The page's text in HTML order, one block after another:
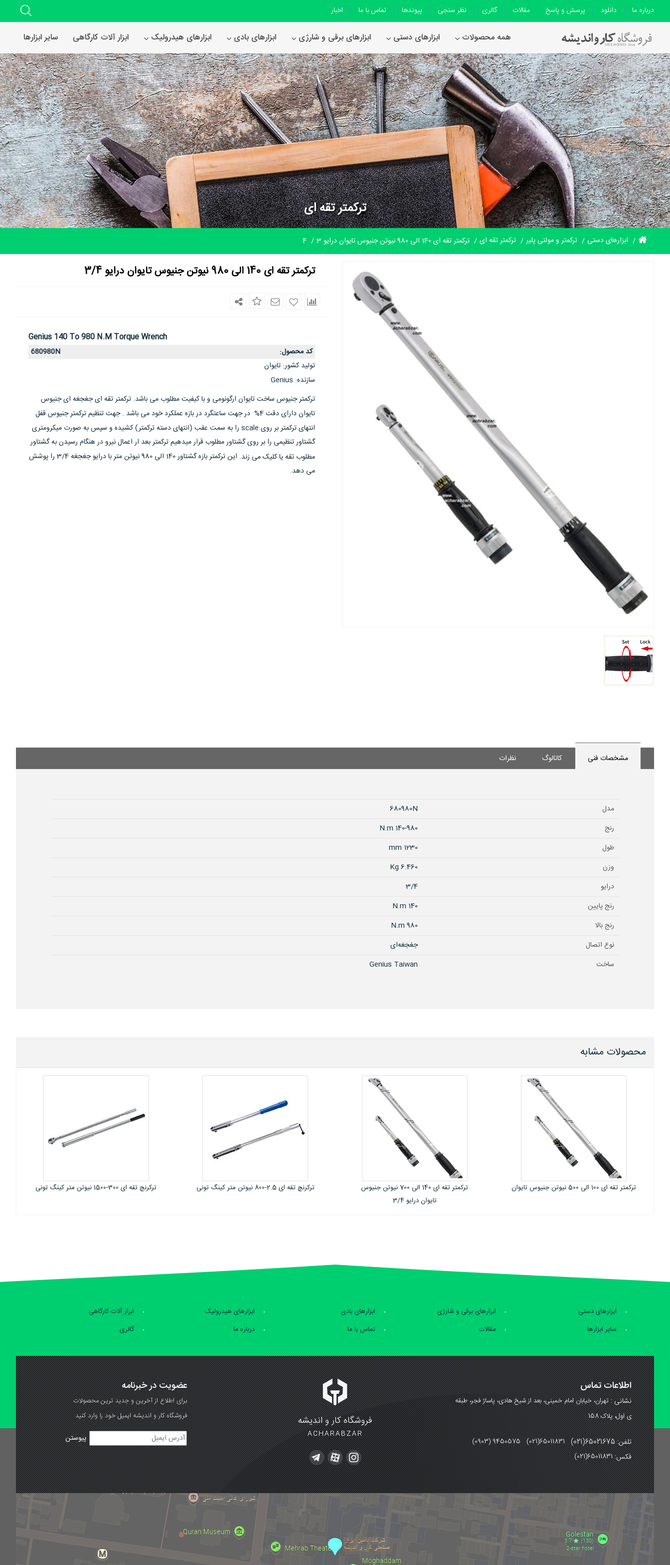
همه محصولات ابزارهای دستی ابزارهای برقی و شارژی ابزارهای بادی ابزارهای هیدرولیک ابزار آلات کارگاهی سایر ابزارها
درباره ما دانلود پرسش و پاسخ مقالات گالری نظر سنجی پیوندها تماس با ما اخبار
ترکمتر تقه ای
ابزارهای دستی ترکمتر و مولتی پلیر ترکمتر تقه ای ترکمتر تقه ای 140 الی 980 نیوتن جنیوس تایوان درایو 3 4
ترکمتر تقه ای 140 الی 980 نیوتن جنیوس تایوان درایو 3/4
Genius 140 To 980 N.m Torque Wrench
کد محصول:
680980N
تولید کشور: تایوان
سازنده:
Genius
ترکمتر جنیوس ساخت تایوان ارگونومی و با کیفیت مطلوب می باشد. ترکمتر تقه ای جغجغه ای جنیوس
تایوان دارای دقت 4% در جهت ساعتگرد در بازه عملکرد خود می باشد . جهت تنظیم ترکمتر جنیوس قفل
انتهای ترکمتر بر روی scale را به سمت عقب (انتهای دسته ترکمتر) کشیده و سپس به صورت میکرومتری
گشتاور تنظیمی را بر روی گشتاور مطلوب قرار میدهیم ترکمتر بعد ار اعمال نیرو در هنگام رسیدن به گشتاور
مطلوب تقه یا کلیک می زند.
این ترکمتر بازه گشتاور 140 الی 980 نیوتن متر با درایو جغجغه 3/4 را پوشش
می دهد.
مشخصات فنی کاتالوگ نظرات
مدل
680980N
رنج
140-980 N.m
طول
1230 mm
وزن
6.460 Kg
درایو
3/4
رنج پایین
140 N.m
رنج بالا
980 N.m
نوع اتصال
جغجغه‌ای
ساخت
Genius Taiwan
محصولات مشابه
ترکمتر تقه ای 140 الی 700 نیوتن جنیوس
ترکرنچ تقه ای 2.5-800 نیوتن متر کینگ تونی ترکرنچ تقه ای 300-1500 نیوتن متر کینگ تونی
ترکمتر تقه‌ای رنج 160 تا 800 نیوتون‌متر پروتو
ابزارهای دستی ابزارهای برقی و شارژی ابزارهای بادی ابزارهای هیدرولیک
ابزار آلات کارگاهی
سایر ابزارها
مقالات تماس با ما درباره ما گالری
فروشگاه کار و اندیشه
ACHARABZAR
اطلاعات تماس
نشانی :تهران، خیابان امام خمینی، بعد از شیخ هادی، پاساژ فجر، طبقه
ی اول، پلاک 158
تلفن: 65021675(021) (0903) 9450575 (021)65011831
فکس:(021)65011831
عضویت در خبرنامه
برای اطلاع از آخرین و جدید ترین محصولات
فروشگاه کار و اندیشه ایمیل خود را وارد کنید